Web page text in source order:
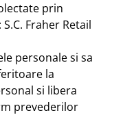
prin
Fraher Retail
personale si sa
la
si libera
prevederilor